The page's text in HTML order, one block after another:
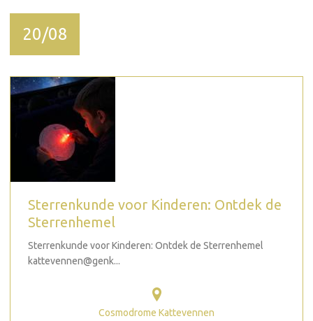
20/08
Sterrenkunde voor Kinderen: Ontdek de
Sterrenhemel
Sterrenkunde voor Kinderen: Ontdek de Sterrenhemel
kattevennen@genk...
Cosmodrome Kattevennen